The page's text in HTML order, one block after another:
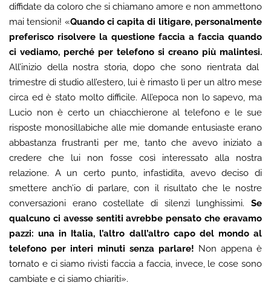
diffidate da coloro che si chiamano amore e non ammettono
mai tensioni! «Quando ci capita di litigare, personalmente
preferisco risolvere la questione faccia a faccia quando
ci vediamo, perché per telefono si creano più malintesi.
All’inizio della nostra storia, dopo che sono rientrata dal
trimestre di studio all’estero, lui è rimasto lì per un altro mese
circa ed è stato molto difficile. All’epoca non lo sapevo, ma
Lucio non è certo un chiacchierone al telefono e le sue
risposte monosillabiche alle mie domande entusiaste erano
abbastanza frustranti per me, tanto che avevo iniziato a
credere che lui non fosse così interessato alla nostra
relazione. A un certo punto, infastidita, avevo deciso di
smettere anch’io di parlare, con il risultato che le nostre
conversazioni erano costellate di silenzi lunghissimi. Se
qualcuno ci avesse sentiti avrebbe pensato che eravamo
pazzi: una in Italia, l’altro dall’altro capo del mondo al
telefono per interi minuti senza parlare! Non appena è
tornato e ci siamo rivisti faccia a faccia, invece, le cose sono
cambiate e ci siamo chiariti».